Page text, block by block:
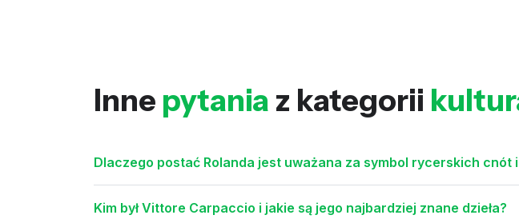
Inne pytania z kategorii
Dlaczego postać Rolanda jest uważana za symbol rycerskich cnót
Kim był Vittore Carpaccio i jakie są jego najbardziej znane dzieła?